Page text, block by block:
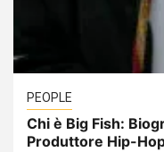
PEOPLE
Chi è Big Fish:
Produttore Hip-